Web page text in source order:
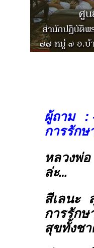
ผู้ถาม
การรักษ
หลวงพ่
ล่ะ…
สีเลนะ
การรัก
สุขทั้งช